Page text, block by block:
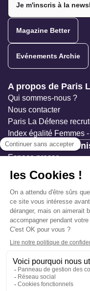
Je m'inscris à la
Magazine Better
Evénements Archie
Navigation secondaire
A propos de Paris
Qui sommes-nous ?
Nous contacter
Paris La Défense
Index égalité Femmes
Ressources
Espace presse
Documentation
Marchés publics
Appels à projets &
Mesures de publicité
Concertations et
Précautions et
Plan de gestion des
Mentions légales
Données personnelles
Gestion des cookies